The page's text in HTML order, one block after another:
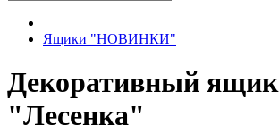
Ящики "НОВИНКИ"
Декоративный ящик
"Лесенка"